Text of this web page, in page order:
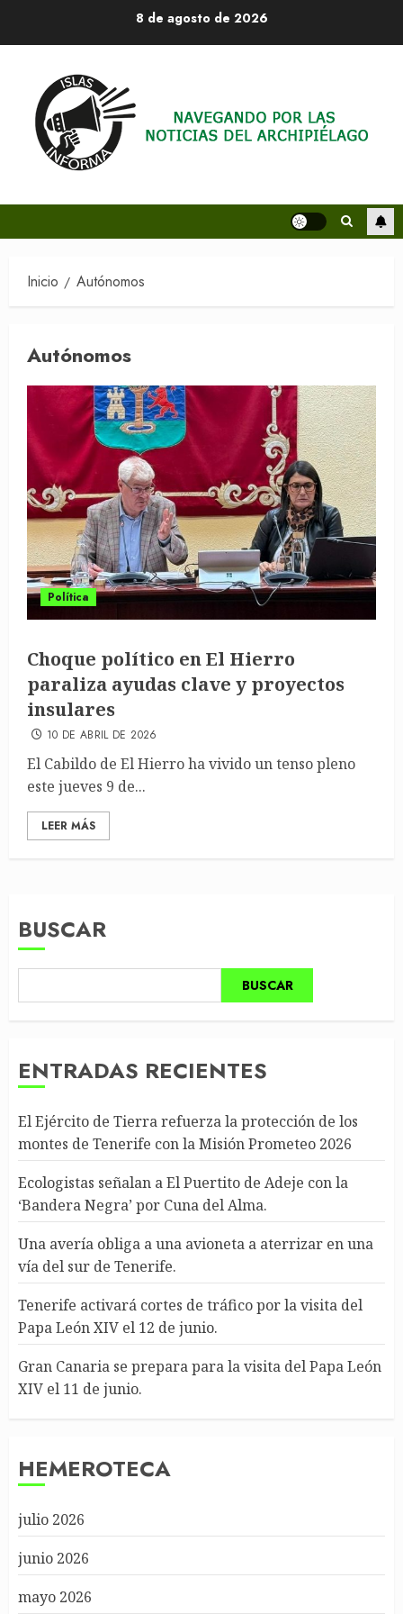
8 de agosto de 2026
Inicio Autónomos
Autónomos
Política
Choque político en El Hierro
paraliza ayudas clave y proyectos
insulares
10 DE ABRIL DE 2026
El Cabildo de El Hierro ha vivido un tenso pleno
este jueves 9 de...
LEER MÁS
BUSCAR
BUSCAR
ENTRADAS RECIENTES
El Ejército de Tierra refuerza la protección de los
montes de Tenerife con la Misión Prometeo 2026
Ecologistas señalan a El Puertito de Adeje con la
‘Bandera Negra’ por Cuna del Alma.
Una avería obliga a una avioneta a aterrizar en una
vía del sur de Tenerife.
Tenerife activará cortes de tráfico por la visita del
Papa León XIV el 12 de junio.
Gran Canaria se prepara para la visita del Papa León
XIV el 11 de junio.
HEMEROTECA
julio 2026
junio 2026
mayo 2026